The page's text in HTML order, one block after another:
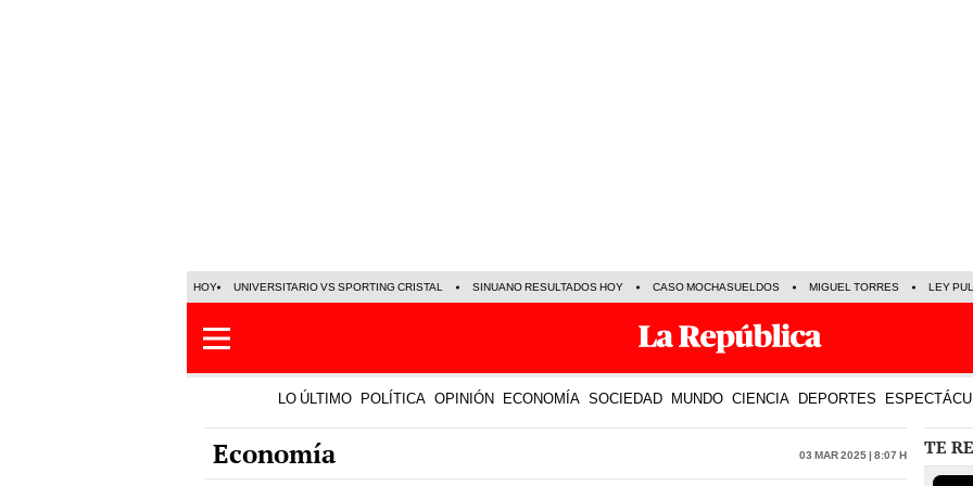
HOY UNIVERSITARIO VS SPORTING CRISTAL SINUANO RESULTADOS HOY CASO MOCHASUELDOS MIGUEL TORRES LEY
LO ÚLTIMO POLÍTICA OPINIÓN ECONOMÍA SOCIEDAD MUNDO CIENCIA DEPORTES
Economía 03 Mar 2025 | 8:07 h TE